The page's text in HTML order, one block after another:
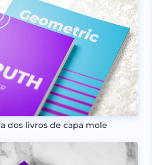
dos livros de capa mole